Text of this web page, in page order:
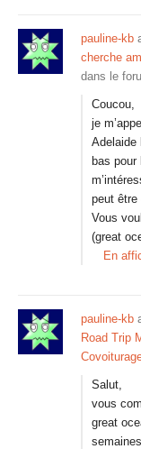
pauline-kb
cherche
dans le
Coucou,
je
Adelaide
bas
peut être
Vous
(great
En
pauline-kb
Road Trip
Salut,
vous
great